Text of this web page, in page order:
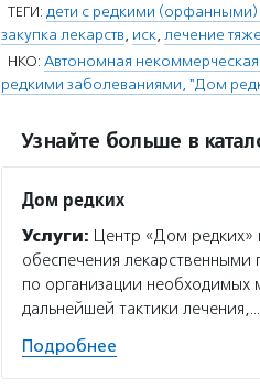
ТЕГИ: дети с редкими
закупка лекарств, иск, лечение
НКО: Автономная
редкими заболеваниями, "Дом
Узнайте больше в
Дом редких
Услуги: Центр «Дом редких»
обеспечения
по организации необходимых
дальнейшей тактики лечения,…
Подробнее